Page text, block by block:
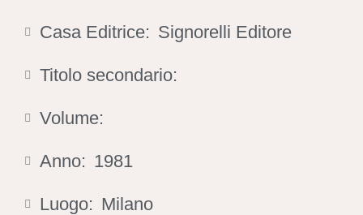
Casa Editrice: Signorelli Editore
Titolo secondario:
Volume:
Anno: 1981
Luogo: Milano